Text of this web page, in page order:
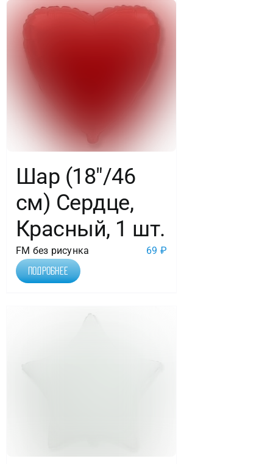
Шар (18″/46
см) Сердце,
Красный, 1 шт.
FM без рисунка 69 ₽
Подробнее